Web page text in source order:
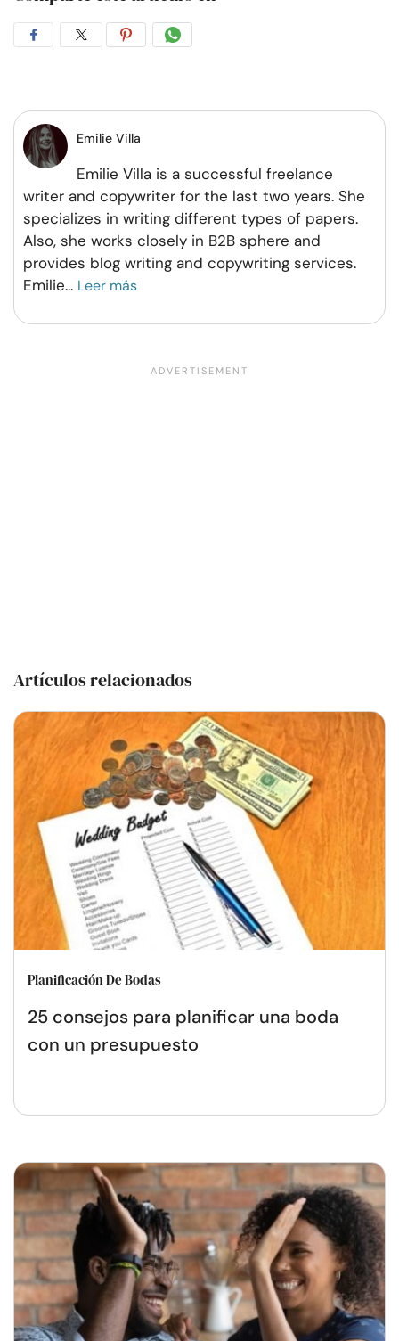
CompartirCompartirCompartirCompartir
Emilie Villa
Emilie Villa is a successful freelance
writer and copywriter for the last two years. She
specializes in writing different types of papers.
Also, she works closely in B2B sphere and
provides blog writing and copywriting services.
Emilie... Leer más
Artículos relacionados
Planificación De Bodas
25 consejos para planificar una boda
con un presupuesto